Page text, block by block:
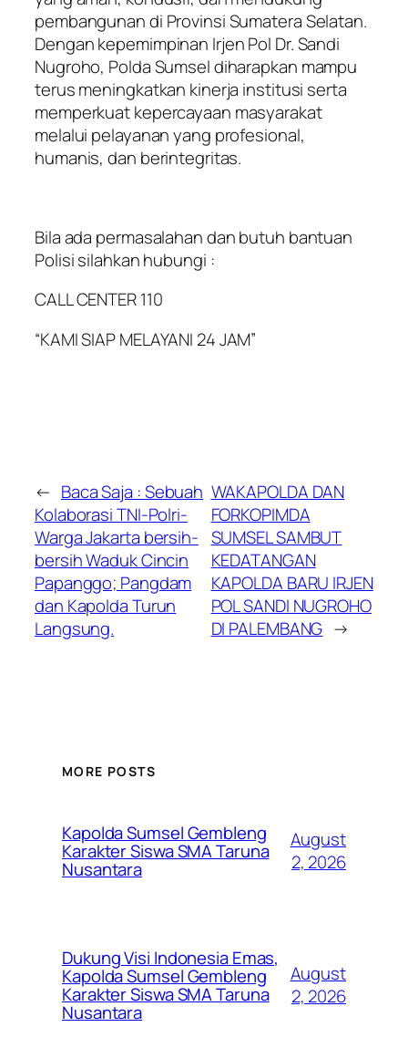
pembangunan di Provinsi Sumatera Selatan.
Dengan kepemimpinan Irjen Pol Dr. Sandi
Nugroho, Polda Sumsel diharapkan mampu
terus meningkatkan kinerja institusi serta
memperkuat kepercayaan masyarakat
melalui pelayanan yang profesional,
humanis, dan berintegritas.
Bila ada permasalahan dan butuh bantuan
Polisi silahkan hubungi :
CALL CENTER 110
“KAMI SIAP MELAYANI 24 JAM”
← Baca Saja : Sebuah
Kolaborasi TNI-Polri-
Warga Jakarta bersih-
bersih Waduk Cincin
Papanggo; Pangdam
dan Kapolda Turun
Langsung.
WAKAPOLDA DAN
FORKOPIMDA
SUMSEL SAMBUT
KEDATANGAN
KAPOLDA BARU IRJEN
POL SANDI NUGROHO
DI PALEMBANG →
MORE POSTS
Kapolda Sumsel Gembleng
Karakter Siswa SMA Taruna
Nusantara
August
2, 2026
Dukung Visi Indonesia Emas,
Kapolda Sumsel Gembleng
Karakter Siswa SMA Taruna
Nusantara
August
2, 2026